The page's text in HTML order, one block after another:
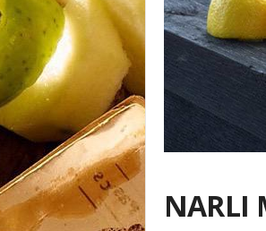
NARLI